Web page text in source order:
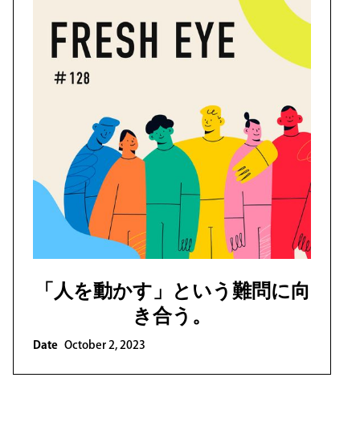
「人を動かす」という難問に向
き合う。
Date October 2, 2023